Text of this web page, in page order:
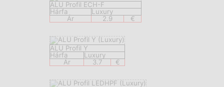
ALU Profil ECH-F
Hárfa
Luxury
Ár
2.9 €
ALU Profil Y
Hárfa
Luxury
Ár
3.7 €